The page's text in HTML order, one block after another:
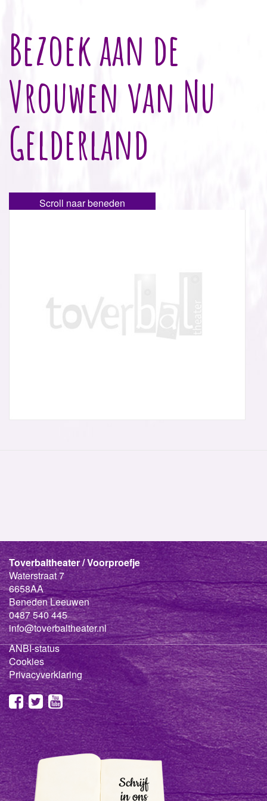
Bezoek aan de
Vrouwen van Nu
Gelderland
Scroll naar beneden
Toverbaltheater / Voorproefje
Waterstraat 7
6658AA
Beneden Leeuwen
0487 540 445
info@toverbaltheater.nl
ANBI-status
Cookies
Privacyverklaring